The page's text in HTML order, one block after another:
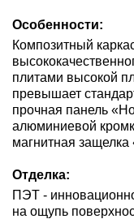
Особенности:
Композитный
плитами высокой
превышает
прочная панель
алюминиевой
магнитная
Отделка:
ПЭТ -
на ощупь